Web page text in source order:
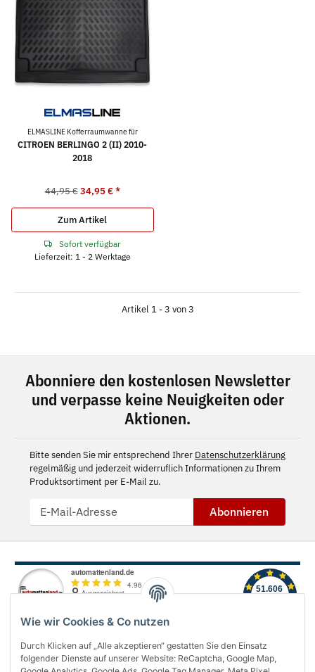
Wie wir Cookies & Co nutzen
Durch Klicken auf „Alle akzeptieren“ gestatten Sie den Einsatz
folgender Dienste auf unserer Website: ReCaptcha, Google Map,
ELMASLINE Kofferraumwanne für
CITROEN BERLINGO 2 (II) 2010-
2018
44,95 € 34,95 €*
Zum Artikel
Sofort verfügbar
Lieferzeit: 1 - 2 Werktage
Artikel 1 - 3 von 3
Abonniere den kostenlosen Newsletter
und verpasse keine Neuigkeiten oder
Aktionen.
Bitte senden Sie mir entsprechend Ihrer Datenschutzerklärung
regelmäßig und jederzeit widerruflich Informationen zu Ihrem
Produktsortiment per E-Mail zu.
Abonnieren